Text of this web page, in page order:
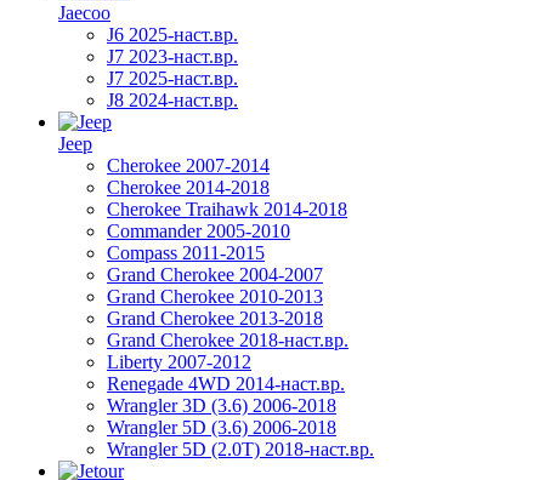
Jaecoo
J6 2025-наст.вр.
J7 2023-наст.вр.
J7 2025-наст.вр.
J8 2024-наст.вр.
Jeep
Cherokee 2007-2014
Cherokee 2014-2018
Cherokee Traihawk 2014-2018
Commander 2005-2010
Compass 2011-2015
Grand Cherokee 2004-2007
Grand Cherokee 2010-2013
Grand Cherokee 2013-2018
Grand Cherokee 2018-наст.вр.
Liberty 2007-2012
Renegade 4WD 2014-наст.вр.
Wrangler 3D (3.6) 2006-2018
Wrangler 5D (3.6) 2006-2018
Wrangler 5D (2.0T) 2018-наст.вр.